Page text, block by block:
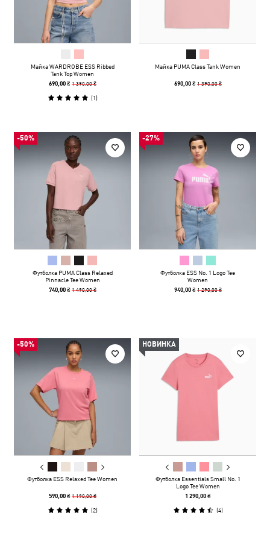
Майка WARDROBE ESS Ribbed
Tank Top Women
690,00 ₴ 1 390,00 ₴
(1)
Майка PUMA Class Tank Women
690,00 ₴ 1 390,00 ₴
-50%
Футболка PUMA Class Relaxed
Pinnacle Tee Women
740,00 ₴ 1 490,00 ₴
-27%
Футболка ESS No. 1 Logo Tee
Women
940,00 ₴ 1 290,00 ₴
-50%
Футболка ESS Relaxed Tee Women
590,00 ₴ 1 190,00 ₴
(2)
НОВИНКА
Футболка Essentials Small No. 1
Logo Tee Women
1 290,00 ₴
(4)